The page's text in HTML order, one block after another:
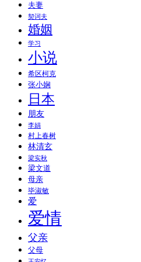
夫妻
契诃夫
婚姻
学习
小说
希区柯克
张小娴
日本
朋友
李娟
村上春树
林清玄
梁实秋
梁文道
母亲
毕淑敏
爱
爱情
父亲
父母